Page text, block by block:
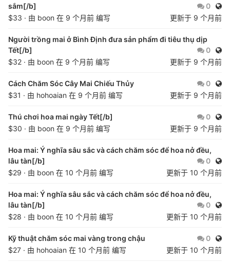
sắm[/b]
0 公开
$33 · 由 boon 在 9 个月前 编写 更新于 9 个月前
Người trồng mai ở Bình Định đưa sản phẩm đi tiêu thụ dịp
Tết[/b]
0 公开
$32 · 由 boon 在 9 个月前 编写 更新于 9 个月前
Cách Chăm Sóc Cây Mai Chiếu Thủy 0 公开
$31 · 由 hohoaian 在 9 个月前 编写 更新于 9 个月前
Thú chơi hoa mai ngày Tết[/b] 0 公开
$30 · 由 boon 在 9 个月前 编写 更新于 9 个月前
Hoa mai: Ý nghĩa sâu sắc và cách chăm sóc để hoa nở đều,
lâu tàn[/b]
0 公开
$29 · 由 boon 在 10 个月前 编写 更新于 10 个月前
Hoa mai: Ý nghĩa sâu sắc và cách chăm sóc để hoa nở đều,
lâu tàn[/b]
0 公开
$28 · 由 boon 在 10 个月前 编写 更新于 10 个月前
Kỹ thuật chăm sóc mai vàng trong chậu 0 公开
$27 · 由 hohoaian 在 10 个月前 编写 更新于 10 个月前